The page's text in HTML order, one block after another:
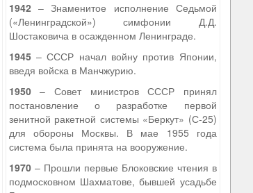
1942– Знаменитое исполнение Седьмой
(«Ленинградской») симфонии Д.Д.
Шостаковича в осажденном Ленинграде.
1945– СССР начал войну против Японии,
введя войска в Манчжурию.
1950– Совет министров СССР принял
постановление о разработке первой
зенитной ракетной системы «Беркут» (С-25)
для обороны Москвы. В мае 1955 года
система была принята на вооружение.
1970– Прошли первые Блоковские чтения в
подмосковном Шахматове, бывшей усадьбе